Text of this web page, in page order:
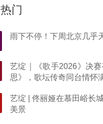
热门
雨下不停！下周北京几乎
艺绽｜《歌手2026》决
思》，歌坛传奇同台情怀
艺绽 | 佟丽娅在慕田峪长
美景